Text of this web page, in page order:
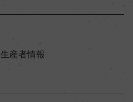
生産者情報